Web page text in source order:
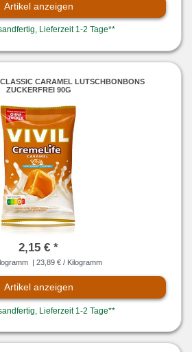
Artikel anzeigen
Lieferzeit 1-2 Tage**
CARAMEL LUTSCHBONBONS
ZUCKERFREI 90G
2,15 € *
| 23,89 € / Kilogramm
Artikel anzeigen
Lieferzeit 1-2 Tage**